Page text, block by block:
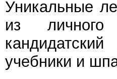
Уникальные
из
учебники и